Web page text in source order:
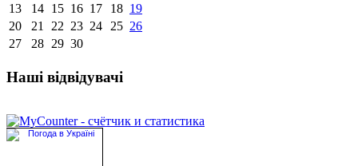
13
14 15 16 17 18 19
20
21 22 23 24 25 26
27
28 29 30
Наші відвідувачі